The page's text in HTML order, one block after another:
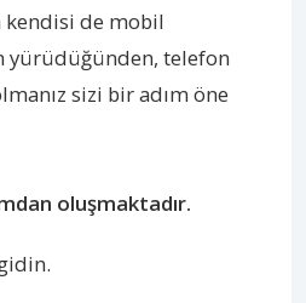
de mobil
yürüdüğünden, telefon
sizi bir adım öne
oluşmaktadır.